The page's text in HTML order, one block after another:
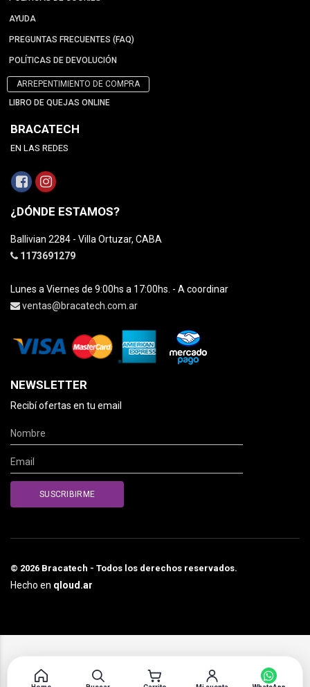
AYUDA
PREGUNTAS FRECUENTES (FAQ)
POLÍTICAS DE DEVOLUCIÓN
ARREPENTIMIENTO DE COMPRA
LIBRO DE QUEJAS ONLINE
BRACATECH
EN LAS REDES
¿DÓNDE ESTAMOS?
Ballivian 2284 - Villa Ortuzar, CABA
1173691279
Lunes a Viernes de 9:00hs a 17:00hs. - A coordinar
ventas@bracatech.com.ar
NEWSLETTER
Recibí ofertas en tu email
© 2026 Bracatech - Todos los derechos reservados.
Hecho en qloud.ar